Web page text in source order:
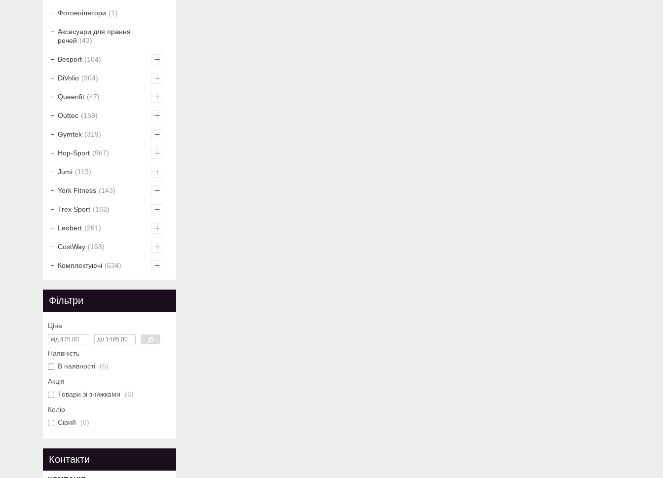
Фотоепілятори 1
Аксесуари для прання
речей
43
Besport 104
DiVolio 304
Queenfit 47
Outtec 159
Gymtek 319
Hop-Sport 967
Jumi 113
York Fitness 143
Trex Sport 162
Leobert 261
CostWay 168
Комплектуючі 634
Фільтри
Ціна
Наявність
В наявності
6
Акція
Товари зі знижками
6
Колір
Сірий
6
Контакти